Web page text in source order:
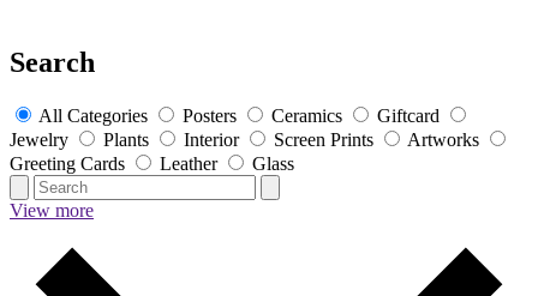
Search
All Categories Posters Ceramics
Giftcard
Jewelry
Plants Interior Screen Prints
Artworks
Greeting Cards
Leather Glass
View more